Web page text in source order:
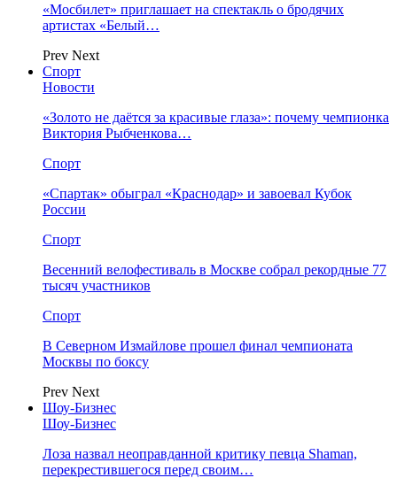
«Мосбилет» приглашает на спектакль о бродячих
артистах «Белый…
Prev Next
Спорт
Новости
«Золото не даётся за красивые глаза»: почему чемпионка
Виктория Рыбченкова…
Спорт
«Спартак» обыграл «Краснодар» и завоевал Кубок
России
Спорт
Весенний велофестиваль в Москве собрал рекордные 77
тысяч участников
Спорт
В Северном Измайлове прошел финал чемпионата
Москвы по боксу
Prev Next
Шоу-Бизнес
Шоу-Бизнес
Лоза назвал неоправданной критику певца Shaman,
перекрестившегося перед своим…